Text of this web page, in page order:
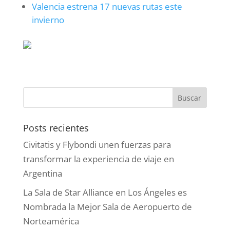
Valencia estrena 17 nuevas rutas este
invierno
Posts recientes
Civitatis y Flybondi unen fuerzas para
transformar la experiencia de viaje en
Argentina
La Sala de Star Alliance en Los Ángeles es
Nombrada la Mejor Sala de Aeropuerto de
Norteamérica